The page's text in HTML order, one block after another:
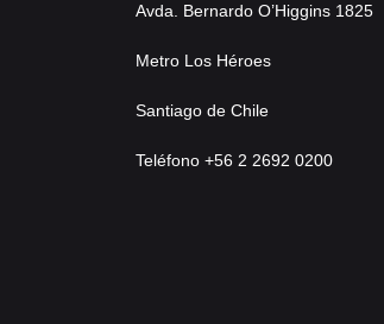
Avda. Bernardo O’Higgins 1825
Metro Los Héroes
Santiago de Chile
Teléfono +56 2 2692 0200